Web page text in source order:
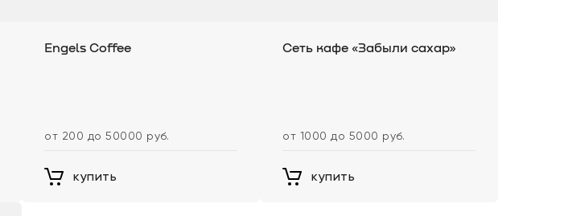
Engels Coffee
от 200 до 50000 руб.
купить
Сеть кафе «Забыли сахар»
от 1000 до 5000 руб.
купить